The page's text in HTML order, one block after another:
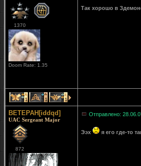
1370
Doom Rate: 1.35
Так хорошо в
1 1 1
BETEPAH[iddqd]
UAC Sergeant Major
872
Отправлено:
Ээх я его где-то